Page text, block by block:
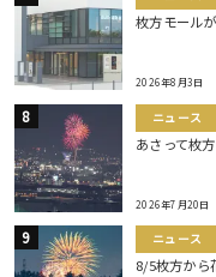
枚方モール
2026年8月3日
ニュース
あさって枚
2026年7月20日
ニュース
8/5枚方から